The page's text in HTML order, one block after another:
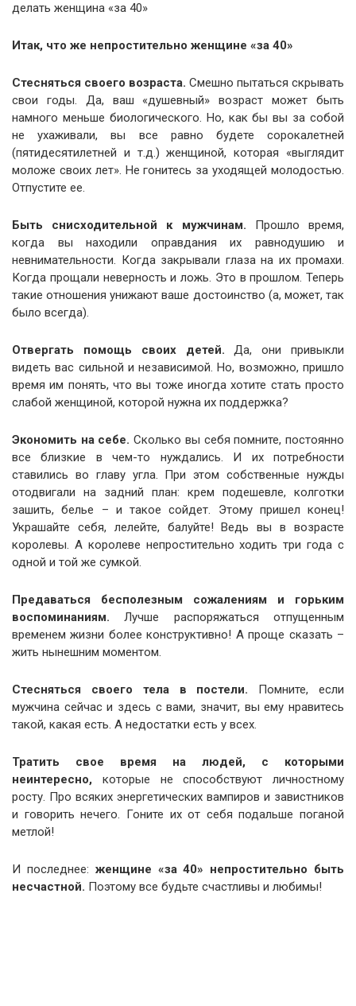
делать женщина «за 40»
Итак, что же непростительно женщине «за 40»
Стесняться своего возраста. Смешно пытаться скрывать
свои годы. Да, ваш «душевный» возраст может быть
намного меньше биологического. Но, как бы вы за собой
не ухаживали, вы все равно будете сорокалетней
(пятидесятилетней и т.д.) женщиной, которая «выглядит
моложе своих лет». Не гонитесь за уходящей молодостью.
Отпустите ее.
Быть снисходительной к мужчинам. Прошло время,
когда вы находили оправдания их равнодушию и
невнимательности. Когда закрывали глаза на их промахи.
Когда прощали неверность и ложь. Это в прошлом. Теперь
такие отношения унижают ваше достоинство (а, может, так
было всегда).
Отвергать помощь своих детей. Да, они привыкли
видеть вас сильной и независимой. Но, возможно, пришло
время им понять, что вы тоже иногда хотите стать просто
слабой женщиной, которой нужна их поддержка?
Экономить на себе. Сколько вы себя помните, постоянно
все близкие в чем-то нуждались. И их потребности
ставились во главу угла. При этом собственные нужды
отодвигали на задний план: крем подешевле, колготки
зашить, белье – и такое сойдет. Этому пришел конец!
Украшайте себя, лелейте, балуйте! Ведь вы в возрасте
королевы. А королеве непростительно ходить три года с
одной и той же сумкой.
Предаваться бесполезным сожалениям и горьким
воспоминаниям. Лучше распоряжаться отпущенным
временем жизни более конструктивно! А проще сказать –
жить нынешним моментом.
Стесняться своего тела в постели. Помните, если
мужчина сейчас и здесь с вами, значит, вы ему нравитесь
такой, какая есть. А недостатки есть у всех.
Тратить свое время на людей, с которыми
неинтересно, которые не способствуют личностному
росту. Про всяких энергетических вампиров и завистников
и говорить нечего. Гоните их от себя подальше поганой
метлой!
И последнее: женщине «за 40» непростительно быть
несчастной. Поэтому все будьте счастливы и любимы!